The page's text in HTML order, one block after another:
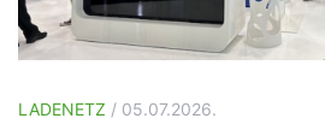
LADENETZ / 05.07.2026.